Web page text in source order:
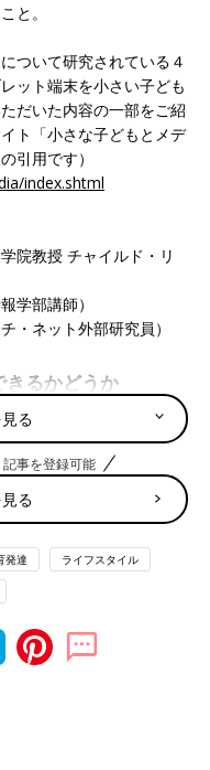
と。
ついて研究されている４
ット端末を小さい子ども
だいた内容の一部をご紹
ト「小さな子どもとメデ
引用です）
index.shtml
院教授 チャイルド・リ
学部講師）
ネット外部研究員）
きるかどうか
を小さい子どもに使わ
のようにお考えでしょう
拠になっていると思われ
子どもの言語発達に直接
断言しているデータや論
に対する不安から、「ス
」とする声もあるようで
る
事を登録可能
る
発達 ライフスタイル